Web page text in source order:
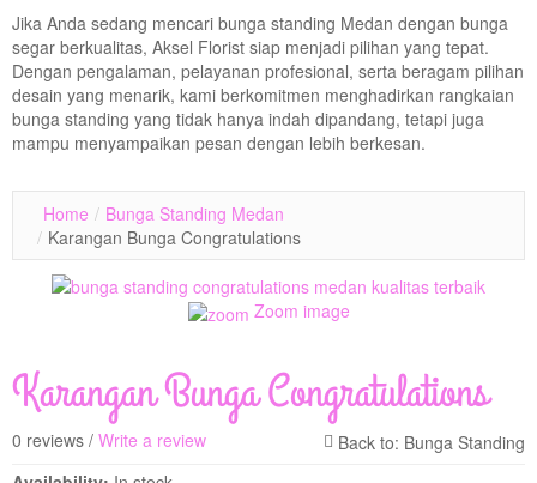
Jika Anda sedang mencari bunga standing Medan dengan bunga
segar berkualitas, Aksel Florist siap menjadi pilihan yang tepat.
Dengan pengalaman, pelayanan profesional, serta beragam pilihan
desain yang menarik, kami berkomitmen menghadirkan rangkaian
bunga standing yang tidak hanya indah dipandang, tetapi juga
mampu menyampaikan pesan dengan lebih berkesan.
Home / Bunga Standing Medan
/ Karangan Bunga Congratulations
Zoom image
Karangan Bunga Congratulations
0 reviews / Write a review